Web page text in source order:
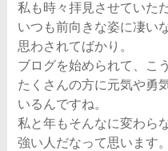
私も時々拝見させていた
いつも前向きな姿に凄い
思わされてばかり。
ブログを始められて、こ
たくさんの方に元気や勇
いるんですね。
私と年もそんなに変わら
強い人だなって思います。